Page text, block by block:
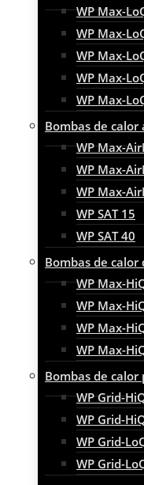
WP Max-
WP Max-
WP Max-
WP Max-
WP Max-
Bombas de
WP Max-
WP Max-
WP Max-
WP SAT 15
WP SAT 40
Bombas de
WP Max-
WP Max-
WP Max-
WP Max-
Bombas de calor
WP Grid-
WP Grid-
WP Grid-
WP Grid-